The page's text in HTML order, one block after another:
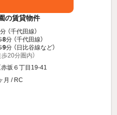
の賃貸物件
分 （千代田線）
8分 （千代田線）
9分 （日比谷線など）
20分圏内）
坂６丁目19-41
月 / RC